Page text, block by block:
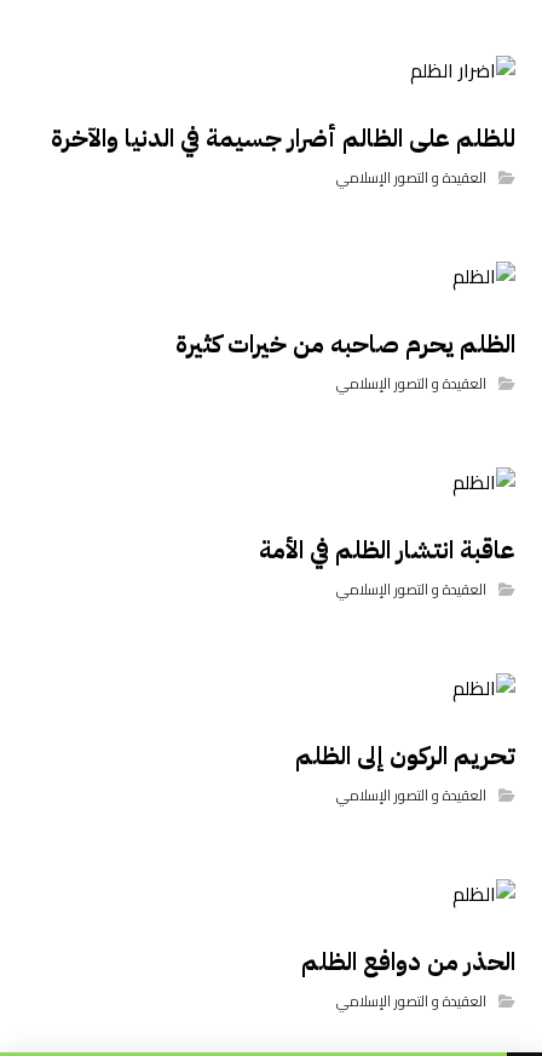
للظلم على الظالم أضرار جسيمة في الدنيا والآخرة
العقيدة و التصور الإسلامي
الظلم يحرم صاحبه من خيرات كثيرة
العقيدة و التصور الإسلامي
عاقبة انتشار الظلم في الأمة
العقيدة و التصور الإسلامي
تحريم الركون إلى الظلم
العقيدة و التصور الإسلامي
الحذر من دوافع الظلم
العقيدة و التصور الإسلامي